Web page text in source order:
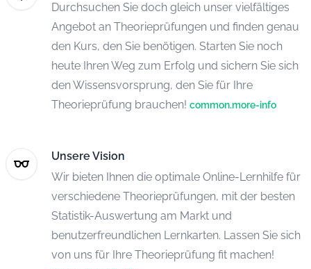
Durchsuchen Sie doch gleich unser vielfältiges
Angebot an Theorieprüfungen und finden genau
den Kurs, den Sie benötigen. Starten Sie noch
heute Ihren Weg zum Erfolg und sichern Sie sich
den Wissensvorsprung, den Sie für Ihre
Theorieprüfung brauchen! common.more-info
Unsere Vision
Wir bieten Ihnen die optimale Online-Lernhilfe für
verschiedene Theorieprüfungen, mit der besten
Statistik-Auswertung am Markt und
benutzerfreundlichen Lernkarten. Lassen Sie sich
von uns für Ihre Theorieprüfung fit machen!